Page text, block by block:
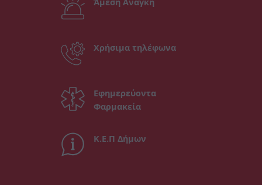
Χρήσιμα τηλέφωνα
Εφημερεύοντα
Φαρμακεία
Κ.Ε.Π Δήμων